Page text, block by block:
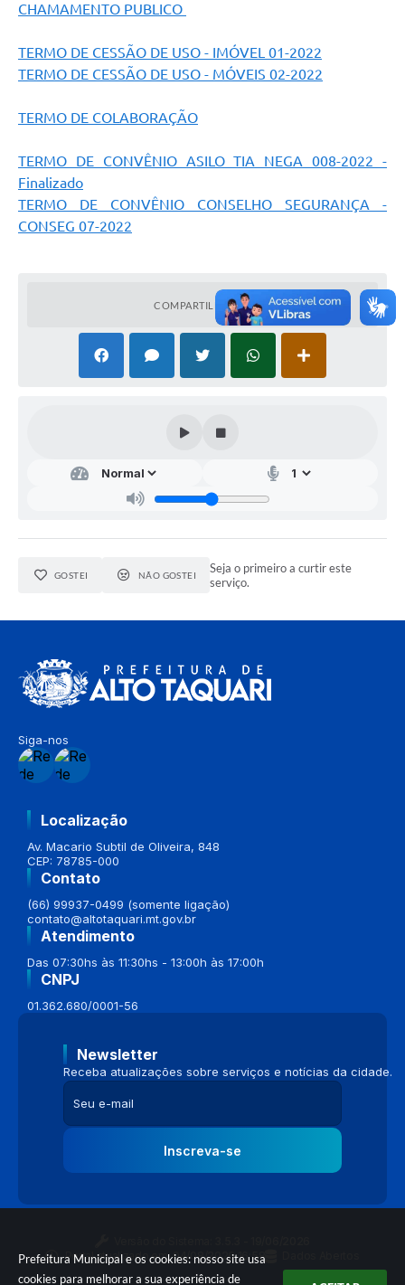
Prefeitura Municipal e os cookies: nosso site usa
cookies para melhorar a sua experiência de
CHAMAMENTO PUBLICO
TERMO DE CESSÃO DE USO - IMÓVEL 01-2022
TERMO DE CESSÃO DE USO - MÓVEIS 02-2022
TERMO DE COLABORAÇÃO
TERMO DE CONVÊNIO ASILO TIA NEGA 008-2022 -
Finalizado
TERMO DE CONVÊNIO CONSELHO SEGURANÇA -
CONSEG 07-2022
COMPARTILHAR
GOSTEI NÃO GOSTEI
Seja o primeiro a curtir este
serviço.
Siga-nos
Localização
Av. Macario Subtil de Oliveira, 848
CEP: 78785-000
Contato
(66) 99937-0499 (somente ligação)
contato@altotaquari.mt.gov.br
Atendimento
Das 07:30hs às 11:30hs - 13:00h às 17:00h
CNPJ
01.362.680/0001-56
Newsletter
Receba atualizações sobre serviços e notícias da cidade.
Inscreva-se
Portal atualizado em:04/08/2026 16:58